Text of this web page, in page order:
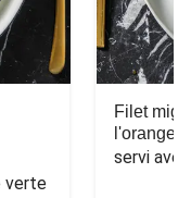
verte
Filet
l'orange
servi